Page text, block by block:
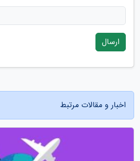
ارسال
اخبار و مقالات مرتبط